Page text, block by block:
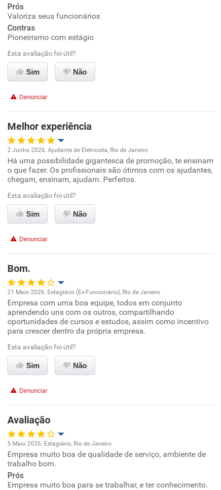
Benefícios
Recomenda esta empresa
Ambiente de trabalho
Conciliação com a vida familiar
Benefícios
Recomenda a diretoria
Prós
Valoriza seus funcionários
Contras
Pioneirismo com estágio
Esta avaliação foi útil?
Sim Não
Denunciar
Melhor experiência
Oportunidade de promoção
Ambiente de trabalho
Conciliação com a vida familiar
2 Junho 2026. Ajudante de Eletricista, Rio de Janeiro
Há uma possibilidade gigantesca de promoção, te ensinam
o que fazer. Os profissionais são ótimos com os ajudantes,
chegam, ensinam, ajudam. Perfeitos.
Esta avaliação foi útil?
Sim Não
Denunciar
Bom.
Oportunidade de promoção
Ambiente de trabalho
Conciliação com a vida familiar
Benefícios
Recomenda a diretoria
21 Maio 2026. Estagiário (Ex-Funcionário), Rio de Janeiro
Empresa com uma boa equipe, todos em conjunto
aprendendo uns com os outros, compartilhando
oportunidades de cursos e estudos, assim como incentivo
para crescer dentro da própria empresa.
Esta avaliação foi útil?
Sim Não
Denunciar
Avaliação
Oportunidade de promoção
Ambiente de trabalho
5 Maio 2026. Estagiário, Rio de Janeiro
Empresa muito boa de qualidade de serviço, ambiente de
trabalho bom.
Prós
Empresa muito boa para se trabalhar, e ter conhecimento.